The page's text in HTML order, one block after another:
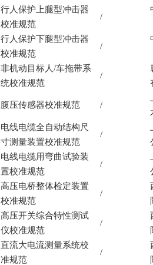
行人保护上腿型冲击器
校准规范
/
行人保护下腿型冲击器
校准规范
/
非机动目标人/车拖带系
统校准规范
/
腹压传感器校准规范 /
电线电缆全自动结构尺
寸测量装置校准规范
/
电线电缆用弯曲试验装
置校准规范
/
高压电桥整体检定装置
校准规范
/
高压开关综合特性测试
仪校准规范
/
直流大电流测量系统校
准规范
/